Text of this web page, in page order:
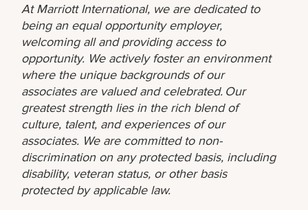
At Marriott International, we are dedicated to
being an equal opportunity employer,
welcoming all and providing access to
opportunity. We actively foster an environment
where the unique backgrounds of our
associates are valued and celebrated. Our
greatest strength lies in the rich blend of
culture, talent, and experiences of our
associates. We are committed to non-
discrimination on any protected basis, including
disability, veteran status, or other basis
protected by applicable law.